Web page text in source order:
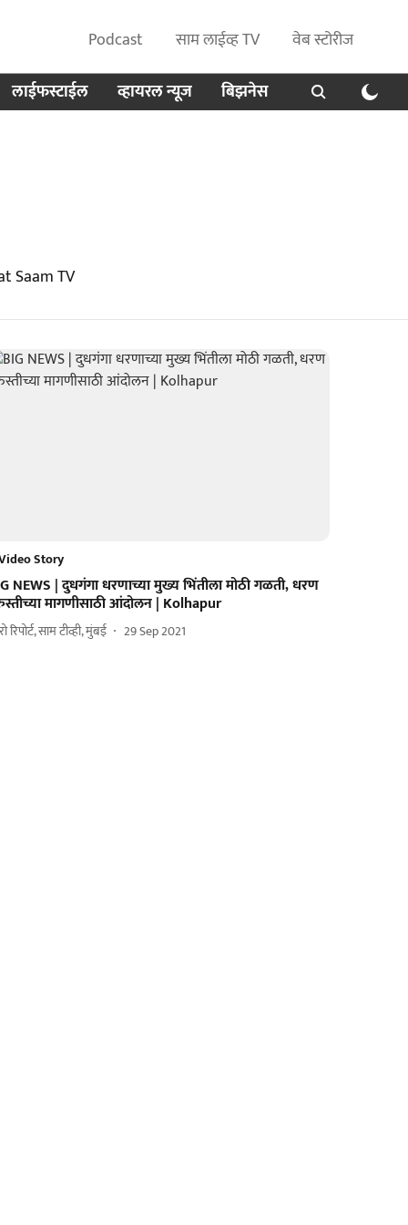
Podcast साम लाईव्ह TV
वेब स्टोरीज
लाईफस्टाईल
व्हायरल न्यूज बिझनेस
Saam TV
Story
NEWS | दुधगंगा धरणाच्या मुख्य भिंतीला मोठी गळती, धरण
मागणीसाठी आंदोलन | Kolhapur
रिपोर्ट, साम टीव्ही, मुंबई 29 Sep 2021